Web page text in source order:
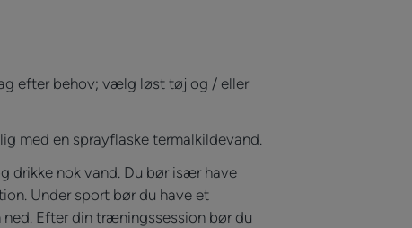
efter behov; vælg løst tøj og / eller
med en sprayflaske termalkildevand.
drikke nok vand. Du bør især have
Under sport bør du have et
Efter din træningssession bør du